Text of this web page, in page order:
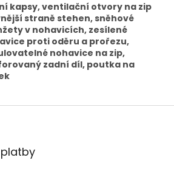
kapsy, ventilační otvory na zip
straně stehen, sněhové
v nohavicích, zesílené
proti oděru a prořezu,
nohavice na zip,
zadní díl, poutka na